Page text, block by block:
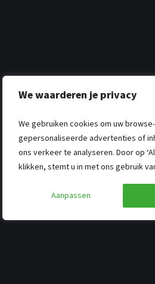
We waarderen je privacy
We gebruiken cookies om uw
gepersonaliseerde advertenties of
ons verkeer te analyseren. Door op
klikken, stemt u in met ons gebruik
Aanpassen